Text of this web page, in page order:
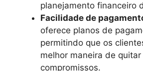
planejamento financeiro
Facilidade de
oferece planos de
permitindo que os
melhor maneira de quitar
compromissos.